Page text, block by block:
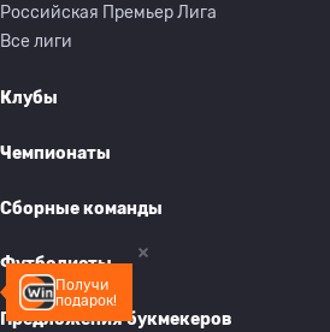
Получи
подарок!
Российская Премьер Лига
Все лиги
Клубы
Чемпионаты
Сборные команды
Футболисты
Предложения букмекеров